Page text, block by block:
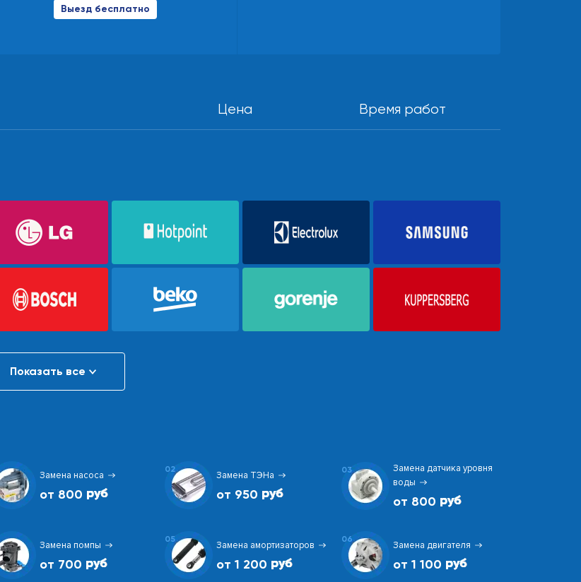
Выезд бесплатно
Цена Время работ
Показать все
Замена насоса
от 800
02
Замена ТЭНа
от 950
03
Замена датчика уровня
воды
от 800
Замена помпы
от 700
05
Замена амортизаторов
от 1 200
06
Замена двигателя
от 1 100